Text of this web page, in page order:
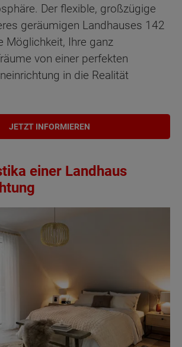
Der flexible, großzügige
geräumigen Landhauses 142
Möglichkeit, Ihre ganz
von einer perfekten
in die Realität
JETZT INFORMIEREN
einer Landhaus